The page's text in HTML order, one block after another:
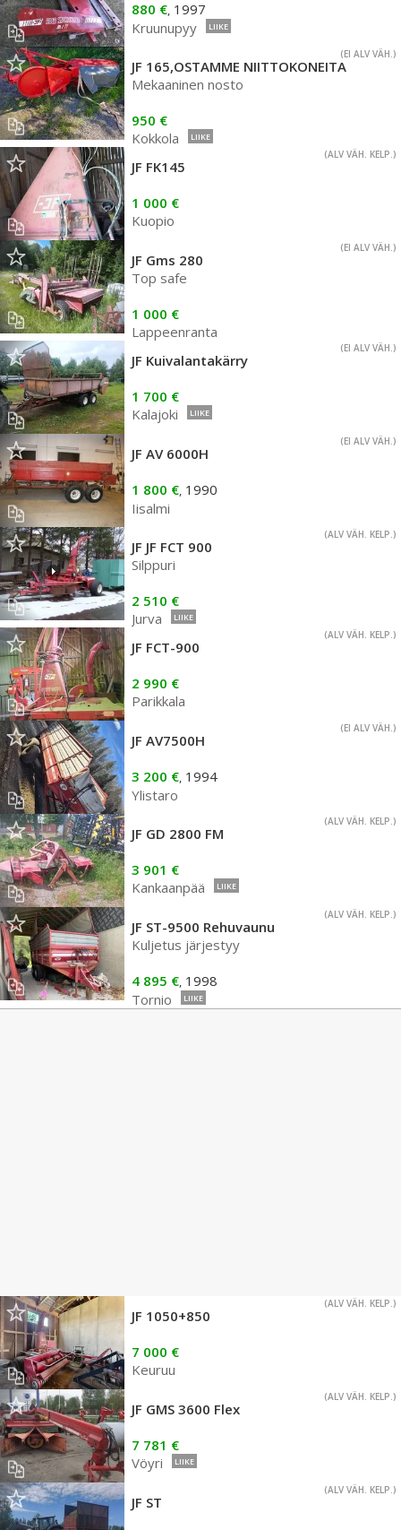
880 €, 1997
Kruunupyy
LIIKE
(EI ALV VÄH.)
JF 165,OSTAMME NIITTOKONEITA
Mekaaninen nosto
950 €
Kokkola
LIIKE
(ALV VÄH. KELP.)
JF FK145
1 000 €
Kuopio
(EI ALV VÄH.)
JF Gms 280
Top safe
1 000 €
Lappeenranta
(EI ALV VÄH.)
JF Kuivalantakärry
1 700 €
Kalajoki
LIIKE
(EI ALV VÄH.)
JF AV 6000H
1 800 €, 1990
Iisalmi
(ALV VÄH. KELP.)
JF JF FCT 900
Silppuri
2 510 €
Jurva
LIIKE
(ALV VÄH. KELP.)
JF FCT-900
2 990 €
Parikkala
(EI ALV VÄH.)
JF AV7500H
3 200 €, 1994
Ylistaro
(ALV VÄH. KELP.)
JF GD 2800 FM
3 901 €
Kankaanpää
LIIKE
(ALV VÄH. KELP.)
JF ST-9500 Rehuvaunu
Kuljetus järjestyy
4 895 €, 1998
Tornio
LIIKE
(ALV VÄH. KELP.)
JF 1050+850
7 000 €
Keuruu
(ALV VÄH. KELP.)
JF GMS 3600 Flex
7 781 €
Vöyri
LIIKE
(ALV VÄH. KELP.)
JF ST